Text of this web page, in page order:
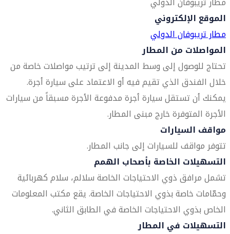
الموقع الإلكتروني
مطار تريبوفان الدولي
المواصلات من المطار
تحتاج للوصول إلى وسط المدينة إلى ترتيب مواصلات خاصة من
خلال الفندق الذي تقيم فيه أو الاعتماد على سيارة أجرة.
يمكنك أن تستقل سيارة أجرة مدفوعة الأجرة مسبقاً من سيارات
الأجرة المتوفرة خارج مبنى المطار.
مواقف السيارات
تتوفر مواقف للسيارات إلى جانب المطار.
التسهيلات الخاصة بأصحاب الهمم
تشمل مرافق ذوي الاحتياجات الخاصة سلالم، سلام كهربائية
وحمّامات خاصة بذوي الاحتياجات الخاصة. يقع مكتب المعلومات
الخاص بذوي الاحتياجات الخاصة في الطابق الثاني.
التسهيلات في المطار